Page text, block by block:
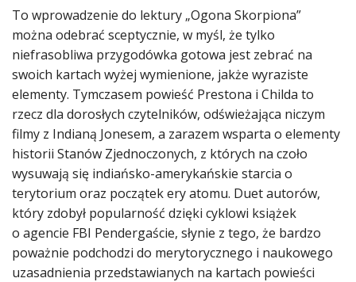
To wprowadzenie do lektury „Ogona Skorpiona”
można odebrać sceptycznie, w myśl, że tylko
niefrasobliwa przygodówka gotowa jest zebrać na
swoich kartach wyżej wymienione, jakże wyraziste
elementy. Tymczasem powieść Prestona i Childa to
rzecz dla dorosłych czytelników, odświeżająca niczym
filmy z Indianą Jonesem, a zarazem wsparta o elementy
historii Stanów Zjednoczonych, z których na czoło
wysuwają się indiańsko-amerykańskie starcia o
terytorium oraz początek ery atomu. Duet autorów,
który zdobył popularność dzięki cyklowi książek
o agencie FBI Pendergaście, słynie z tego, że bardzo
poważnie podchodzi do merytorycznego i naukowego
uzasadnienia przedstawianych na kartach powieści